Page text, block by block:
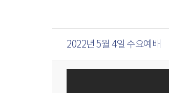
2022년 5월 4일 수요예배